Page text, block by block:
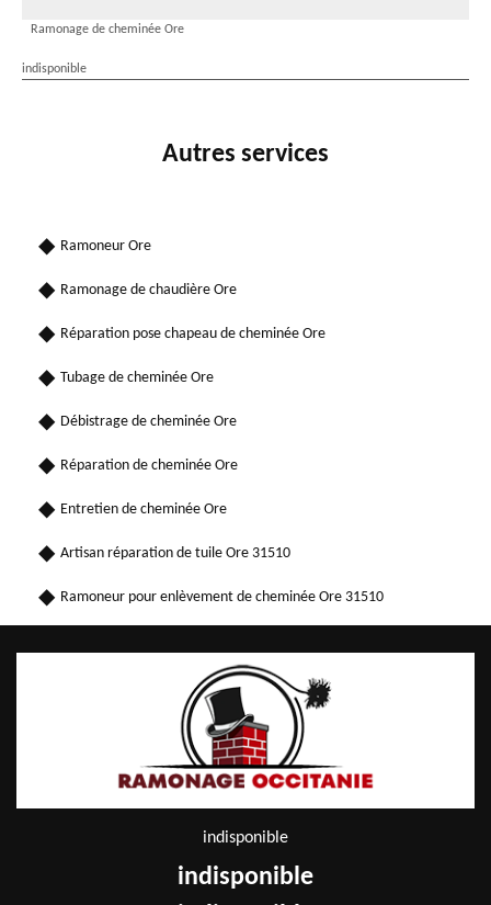
Ramonage de cheminée Ore
indisponible
Autres services
Ramoneur Ore
Ramonage de chaudière Ore
Réparation pose chapeau de cheminée Ore
Tubage de cheminée Ore
Débistrage de cheminée Ore
Réparation de cheminée Ore
Entretien de cheminée Ore
Artisan réparation de tuile Ore 31510
Ramoneur pour enlèvement de cheminée Ore 31510
indisponible
indisponible